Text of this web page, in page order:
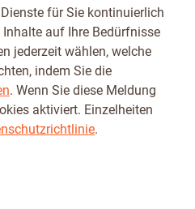
für Sie kontinuierlich
auf Ihre Bedürfnisse
jederzeit wählen, welche
indem Sie die
. Wenn Sie diese Meldung
aktiviert. Einzelheiten
.